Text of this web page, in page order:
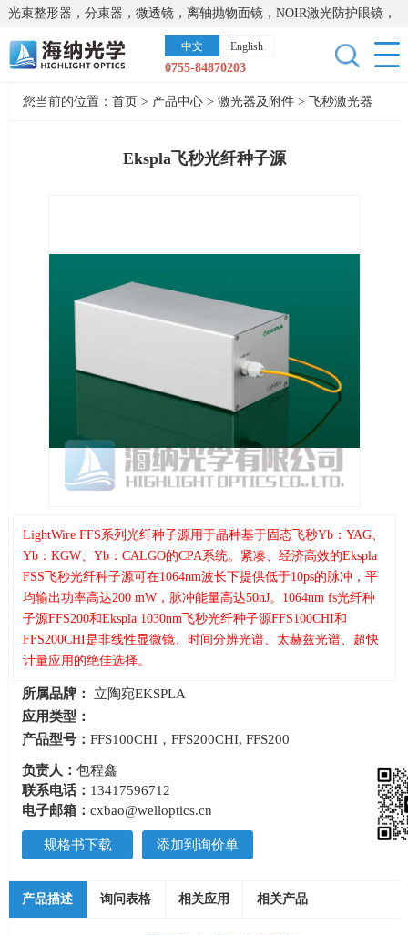
光束整形器，分束器，微透镜，离轴抛物面镜，NOIR激光防护眼镜，
太阳能模拟器，显微镜载物台，激光器，光谱仪，红外热像仪，激光
晶体
中文 English
0755-84870203
您当前的位置： 首页 > 产品中心> 激光器及附件 > 飞秒激光器
Ekspla飞秒光纤种子源
LightWire FFS系列光纤种子源用于晶种基于固态飞秒Yb：YAG、
Yb：KGW、Yb：CALGO的CPA系统。紧凑、经济高效的Ekspla
FSS飞秒光纤种子源可在1064nm波长下提供低于10ps的脉冲，平
均输出功率高达200 mW，脉冲能量高达50nJ。1064nm fs光纤种
子源FFS200和Ekspla 1030nm飞秒光纤种子源FFS100CHI和
FFS200CHI是非线性显微镜、时间分辨光谱、太赫兹光谱、超快
计量应用的绝佳选择。
所属品牌：
立陶宛EKSPLA
应用类型：
产品型号：FFS100CHI，FFS200CHI, FFS200
负责人：包程鑫
联系电话： 13417596712
电子邮箱：cxbao@welloptics.cn
规格书下载 添加到询价单
产品描述 询问表格 相关应用 相关产品